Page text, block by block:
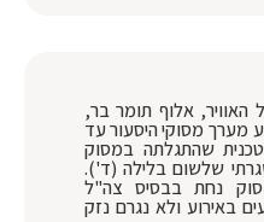
אלוף תומר בר,
מערך מסוקי היסעור עד
שהתגלתה במסוק
שלשום בלילה (ד').
נחת בבסיס צה"ל
באירוע ולא נגרם נזק